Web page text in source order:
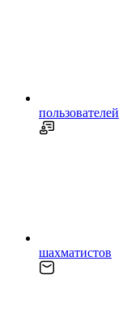
пользователей
шахматистов